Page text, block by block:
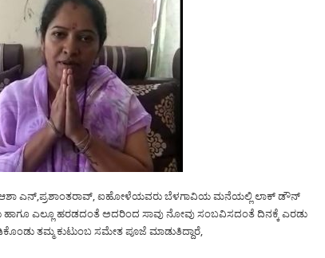
ಆಶಾ ಎನ್,ಪ್ರಶಾಂತರಾವ್, ಐಹೋಳೆಯವರು ಬೆಳಗಾವಿಯ ಮನೆಯಲ್ಲಿ ಲಾಕ್ ಡೌನ್
ಎಲ್ಲೂ ಹರಡದಂತೆ ಅದರಿಂದ ಸಾವು ನೋವು ಸಂಬವಿಸದಂತೆ ದಿನಕ್ಕೆ ಎರಡು
ತಮ್ಮ ಕುಟುಂಬ ಸಮೇತ ಪೂಜೆ ಮಾಡುತಿದ್ದಾರೆ,